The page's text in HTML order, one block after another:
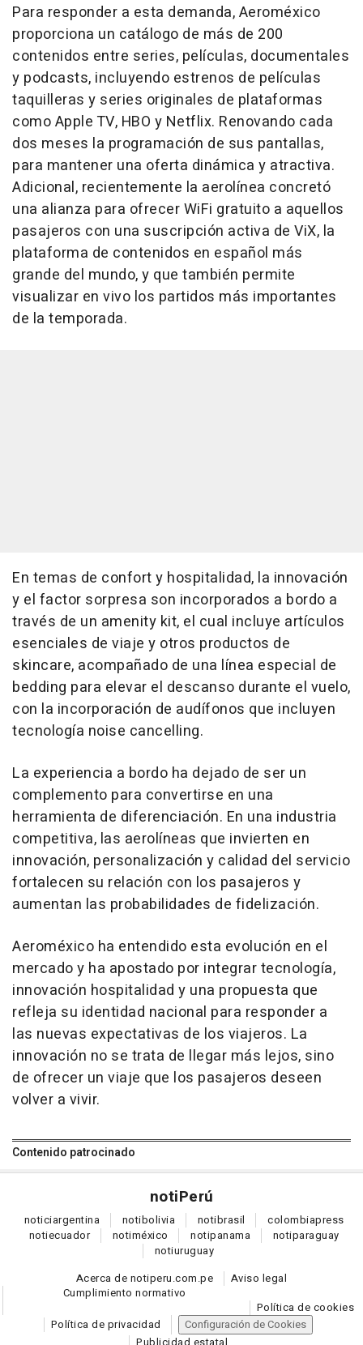
Para responder a esta demanda, Aeroméxico
proporciona un catálogo de más de 200
contenidos entre series, películas, documentales
y podcasts, incluyendo estrenos de películas
taquilleras y series originales de plataformas
como Apple TV, HBO y Netflix. Renovando cada
dos meses la programación de sus pantallas,
para mantener una oferta dinámica y atractiva.
Adicional, recientemente la aerolínea concretó
una alianza para ofrecer WiFi gratuito a aquellos
pasajeros con una suscripción activa de ViX, la
plataforma de contenidos en español más
grande del mundo, y que también permite
visualizar en vivo los partidos más importantes
de la temporada.
En temas de confort y hospitalidad, la innovación
y el factor sorpresa son incorporados a bordo a
través de un amenity kit, el cual incluye artículos
esenciales de viaje y otros productos de
skincare, acompañado de una línea especial de
bedding para elevar el descanso durante el vuelo,
con la incorporación de audífonos que incluyen
tecnología noise cancelling.
La experiencia a bordo ha dejado de ser un
complemento para convertirse en una
herramienta de diferenciación. En una industria
competitiva, las aerolíneas que invierten en
innovación, personalización y calidad del servicio
fortalecen su relación con los pasajeros y
aumentan las probabilidades de fidelización.
Aeroméxico ha entendido esta evolución en el
mercado y ha apostado por integrar tecnología,
innovación hospitalidad y una propuesta que
refleja su identidad nacional para responder a
las nuevas expectativas de los viajeros. La
innovación no se trata de llegar más lejos, sino
de ofrecer un viaje que los pasajeros deseen
volver a vivir.
Contenido patrocinado
notiPerú
noticiargentina notibolivia notibrasil colombiapress
notiecuador notiméxico notipanama notiparaguay
notiuruguay
Acerca de notiperu.com.pe
Aviso legal
Cumplimiento normativo
Política de cookies
Política de privacidad
Configuración de Cookies